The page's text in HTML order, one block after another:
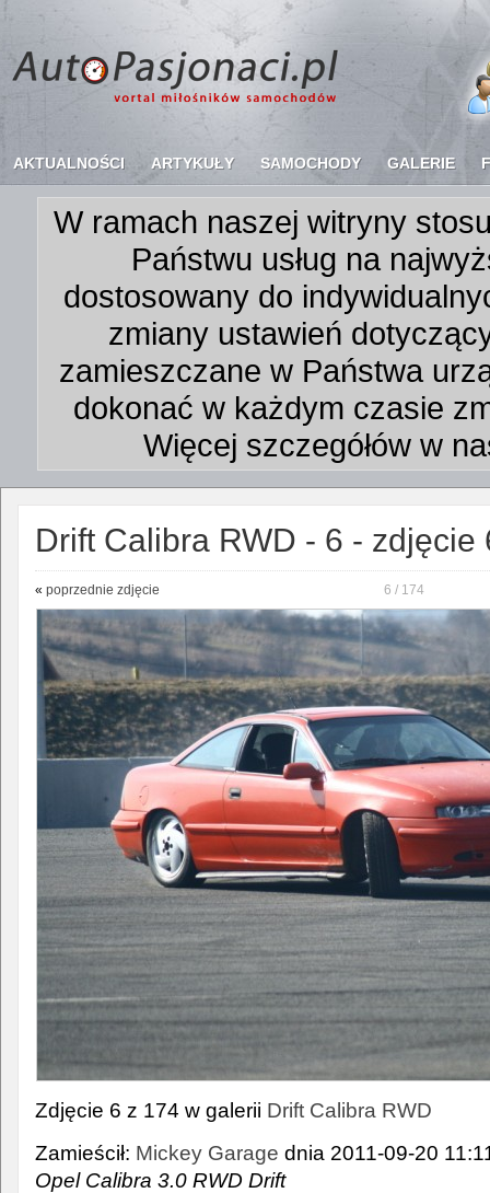
AKTUALNOŚCI ARTYKUŁY SAMOCHODY GALERIE
W ramach naszej witryny
Państwu usług na
dostosowany do
zmiany ustawień
zamieszczane w Państwa
dokonać w każdym czasie
Więcej szczegółów w
Drift Calibra RWD - 6 - zdjęcie
« poprzednie zdjęcie 6 / 174
Zdjęcie 6 z 174 w galerii Drift Calibra RWD
Zamieścił: Mickey Garage dnia 2011-09-20
Opel Calibra 3.0 RWD Drift